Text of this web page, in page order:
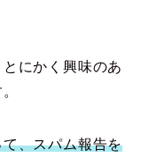
にかく興味のあ
、スパム報告を